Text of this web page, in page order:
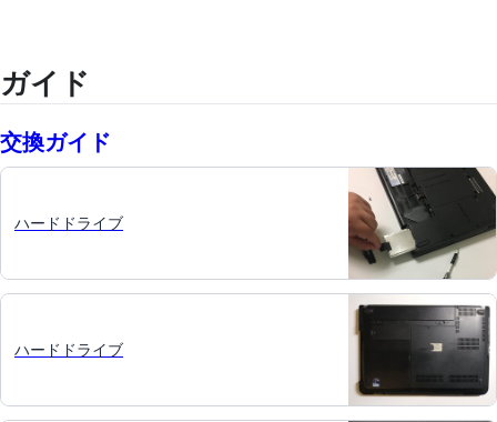
ガイド
交換ガイド
ハードドライブ
ハードドライブ